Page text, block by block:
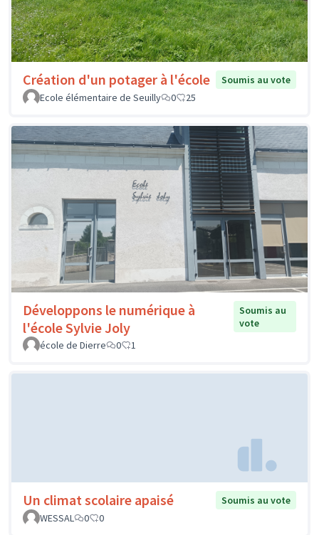
Création d'un potager à l'école
Soumis au vote
Ecole élémentaire de Seuilly
0 25
Développons le numérique à
l'école Sylvie Joly
Soumis au
vote
école de Dierre
0 1
Un climat scolaire apaisé
Soumis au vote
WESSAL
0 0